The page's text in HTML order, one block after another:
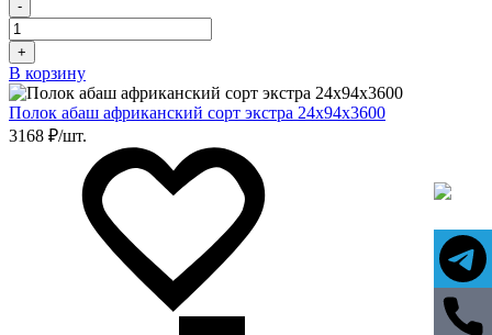
-
+
В корзину
Полок абаш африканский сорт экстра 24х94х3600
3168 ₽/шт.